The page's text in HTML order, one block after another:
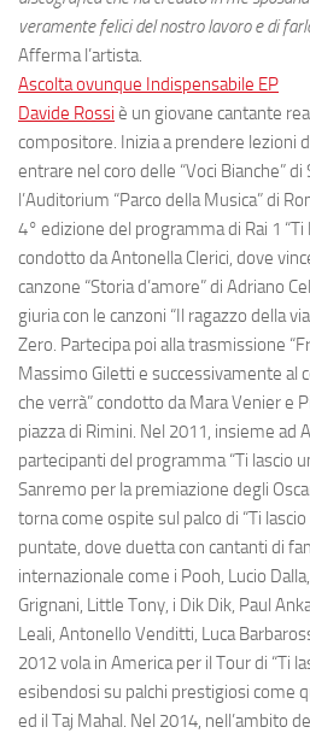
veramente felici del nostro lavoro e di
Afferma l’artista.
Ascolta ovunque Indispensabile EP
Davide Rossi è un giovane cantante
compositore. Inizia a prendere lezioni
entrare nel coro delle “Voci Bianche” di
l’Auditorium “Parco della Musica” di
4° edizione del programma di Rai 1 “Ti
condotto da Antonella Clerici, dove
canzone “Storia d’amore” di Adriano
giuria con le canzoni “Il ragazzo della
Zero. Partecipa poi alla trasmissione
Massimo Giletti e successivamente al
che verrà” condotto da Mara Venier e
piazza di Rimini. Nel 2011, insieme ad
partecipanti del programma “Ti lascio
Sanremo per la premiazione degli
torna come ospite sul palco di “Ti
puntate, dove duetta con cantanti di
internazionale come i Pooh, Lucio
Grignani, Little Tony, i Dik Dik, Paul
Leali, Antonello Venditti, Luca
2012 vola in America per il Tour di “Ti
esibendosi su palchi prestigiosi come
ed il Taj Mahal. Nel 2014, nell’ambito